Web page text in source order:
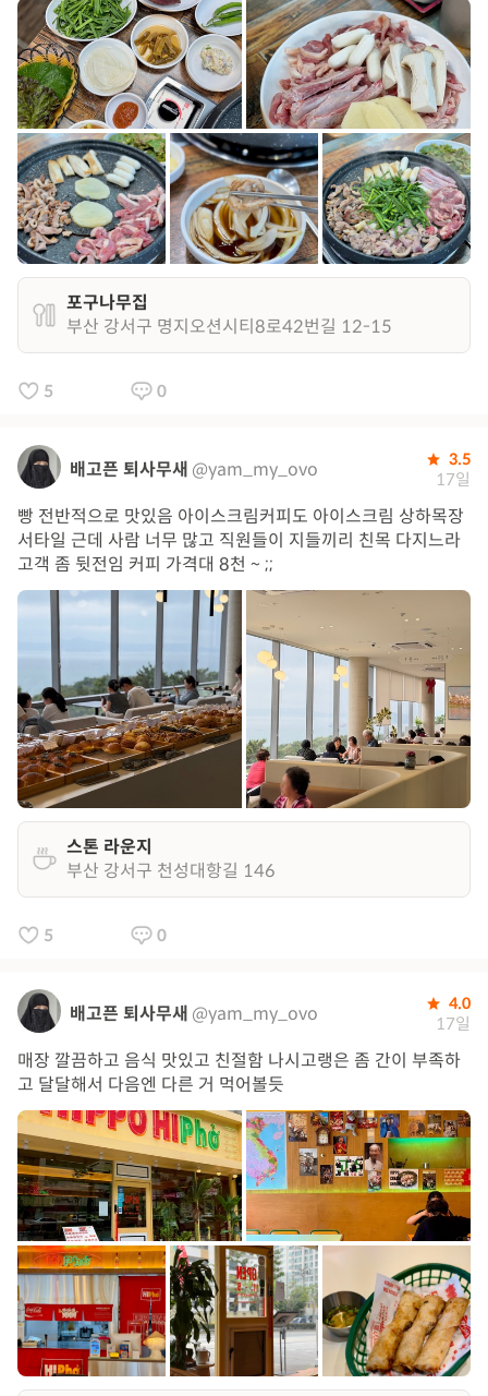
포구나무집
부산 강서구 명지오션시티8로42번길 12-15
5 0
배고픈 퇴사무새 @yam_my_ovo 3.5
17일
빵 전반적으로 맛있음 아이스크림커피도 아이스크림 상하목장
서타일 근데 사람 너무 많고 직원들이 지들끼리 친목 다지느라
고객 좀 뒷전임 커피 가격대 8천 ~ ;;
스톤 라운지
부산 강서구 천성대항길 146
5 0
배고픈 퇴사무새 @yam_my_ovo 4.0
17일
매장 깔끔하고 음식 맛있고 친절함 나시고랭은 좀 간이 부족하
고 달달해서 다음엔 다른 거 먹어볼듯